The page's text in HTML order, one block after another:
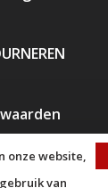
onze website,
van